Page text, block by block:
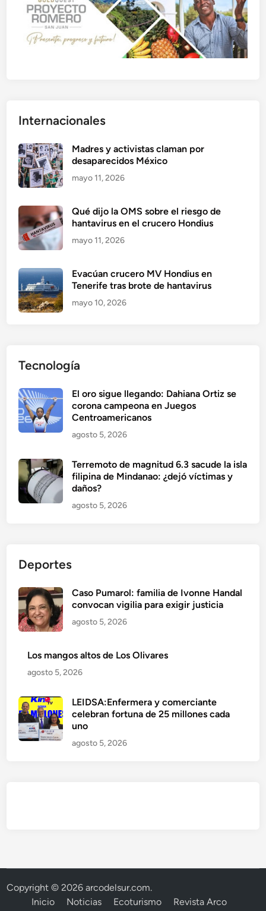
Internacionales
Madres y activistas claman por
desaparecidos México
mayo 11, 2026
Qué dijo la OMS sobre el riesgo de
hantavirus en el crucero Hondius
mayo 11, 2026
Evacúan crucero MV Hondius en
Tenerife tras brote de hantavirus
mayo 10, 2026
Tecnología
El oro sigue llegando: Dahiana Ortiz se
corona campeona en Juegos
Centroamericanos
agosto 5, 2026
Terremoto de magnitud 6.3 sacude la isla
filipina de Mindanao: ¿dejó víctimas y
daños?
agosto 5, 2026
Deportes
Caso Pumarol: familia de Ivonne Handal
convocan vigilia para exigir justicia
agosto 5, 2026
Los mangos altos de Los Olivares
agosto 5, 2026
LEIDSA:Enfermera y comerciante
celebran fortuna de 25 millones cada
uno
agosto 5, 2026
Copyright © 2026arcodelsur.com.
Inicio
Noticias Ecoturismo
Revista Arco